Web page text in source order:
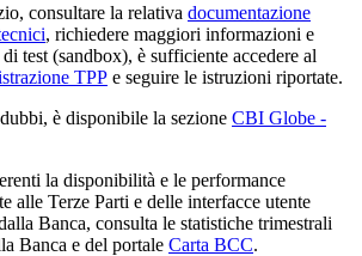
consultare la relativa documentazione
, richiedere maggiori informazioni e
test (sandbox), è sufficiente accedere al
TPP e seguire le istruzioni riportate.
è disponibile la sezione CBI Globe -
la disponibilità e le performance
alle Terze Parti e delle interfacce utente
Banca, consulta le statistiche trimestrali
Banca e del portale Carta BCC.